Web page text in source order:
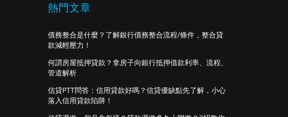
熱門文章
債務整合是什麼？了解銀行債務整合流程/條件，整合貸
款減輕壓力！
何謂房屋抵押貸款？拿房子向銀行抵押借款利率、流程、
管道解析
信貸PTT問答：信用貸款好嗎？信貸優缺點先了解，小心
落入信用貸款陷阱！